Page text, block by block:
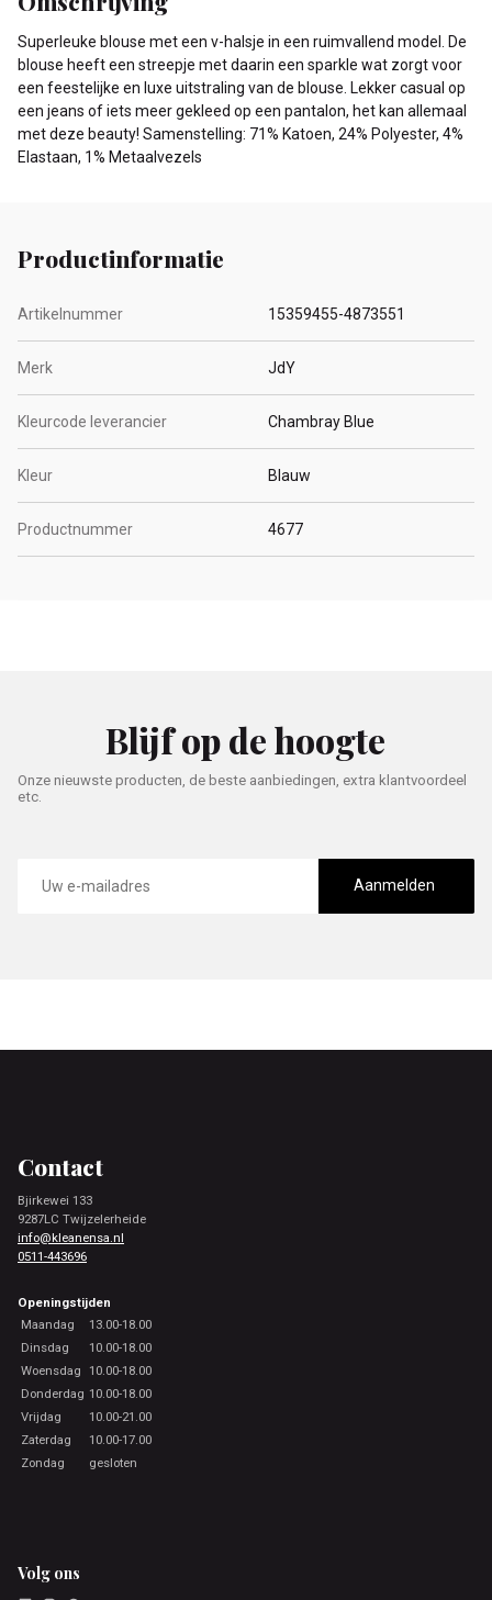
Superleuke blouse met een v-halsje in een ruimvallend model. De
blouse heeft een streepje met daarin een sparkle wat zorgt voor
een feestelijke en luxe uitstraling van de blouse. Lekker casual op
een jeans of iets meer gekleed op een pantalon, het kan allemaal
met deze beauty! Samenstelling: 71% Katoen, 24% Polyester, 4%
Elastaan, 1% Metaalvezels
Productinformatie
Artikelnummer 15359455-4873551
Merk JdY
Kleurcode leverancier Chambray Blue
Kleur Blauw
Productnummer 4677
Blijf op de hoogte
Onze nieuwste producten, de beste aanbiedingen, extra klantvoordeel
etc.
mailadres
Aanmelden
Contact
Bjirkewei 133
9287LC Twijzelerheide
info@kleanensa.nl
0511-443696
Openingstijden
Maandag
13.00-18.00
Dinsdag
10.00-18.00
Woensdag 10.00-18.00
Donderdag 10.00-18.00
Vrijdag
10.00-21.00
Zaterdag
10.00-17.00
Zondag
gesloten
Volg ons